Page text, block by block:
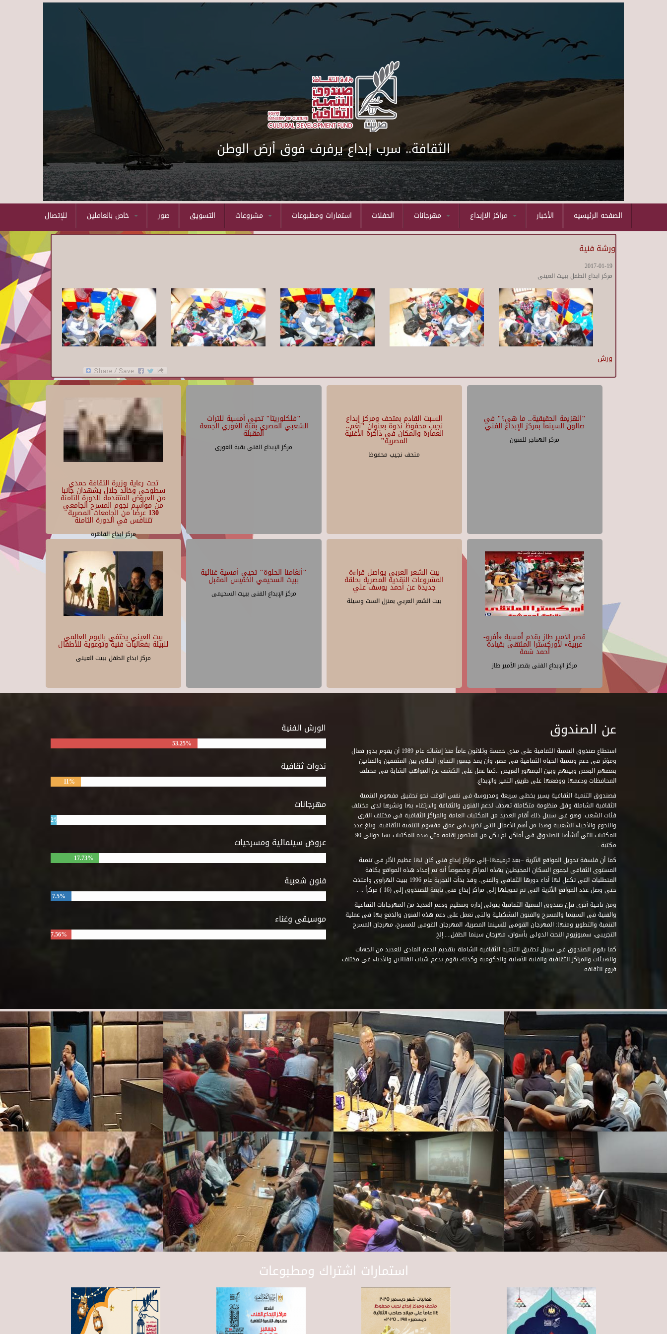
Skip to main content
الثقافة.. سرب إبداع يرفرف فوق أرض الوطن
للإتصال صور التسويق استمارات ومطبوعات الحفلات الأخبار الصفحه الرئيسيه
ورشة فنية
2017-01-19
مركز ابداع الطفل ببيت العينى
ورش
تحت رعاية وزيرة الثقافة حمدي
سطوحي وخالد جلال يشهدان جانبا
من العروض المتقدمة للدورة الثامنة
من مواسم نجوم المسرح الجامعي
130 عرضًا من الجامعات المصرية
تتنافس في الدورة الثامنة
مركز ابداع القاهرة
"فلكلوريتا" تحيي أمسية للتراث
الشعبي المصري بقبة الغوري الجمعة
المقبلة
مركز الإبداع الفنى بقبة الغورى
السبت القادم بمتحف ومركز إبداع
نجيب محفوظ ندوة بعنوان "نغم..
العمارة والمكان في ذاكرة الأغنية
المصرية"
متحف نجيب محفوظ
"الهزيمة الحقيقية.. ما هي؟" في
صالون السينما بمركز الإبداع الفني
مركز الهناجر للفنون
بيت العيني يحتفي باليوم العالمي
للبيئة بفعاليات فنية وتوعوية للأطفال
مركز ابداع الطفل ببيت العينى
"أنغامنا الحلوة" تحيي أمسية غنائية
ببيت السحيمي الخميس المقبل
مركز الإبداع الفنى ببيت السحيمى
بيت الشعر العربي يواصل قراءة
المشروعات النقدية المصرية بحلقة
جديدة عن أحمد يوسف علي
بيت الشعر العربي بمنزل الست وسيلة
قصر الأمير طاز يقدم أمسية «أفرو-
عربية» لأوركسترا الملتقى بقيادة
أحمد شمة
مركز الإبداع الفنى بقصر الأمير طاز
الورش الفنية
53.25%
ندوات ثقافية
11%
مهرجانات
2%
عروض سينمائية ومسرحيات
17.73%
فنون شعبية
7.5%
موسيقى وغناء
7.56%
عن الصندوق
استطاع صندوق التنمية الثقافية على مدى خمسة وثلاثون عاماً منذ إنشائه عام 1989 أن يقوم بدور فعال
ومؤثر فى دعم وتنمية الحياة الثقافية فى مصر، وأن يمد جسور التحاور الخلاق بين المثقفين والفنانين
بعضهم البعض وبينهم وبين الجمهور العريض ..كما عمل على الكشف عن المواهب الشابة فى مختلف
المحافظات ودعمها ووضعها على طريق التميز والإبداع.
فصندوق التنمية الثقافية يسير بخطى سريعة ومدروسة فى نفس الوقت نحو تحقيق مفهوم التنمية
الثقافية الشاملة وفق منظومة متكاملة تهدف لدعم الفنون والثقافة والارتقاء بها ونشرها لدى مختلف
فئات الشعب. وهو فى سبيل ذلك أقام العديد من المكتبات العامة والمراكز الثقافية فى مختلف القرى
والنجوع والأحياء الشعبية وهذا من أهم الأعمال التى تضرب فى عمق مفهوم التنمية الثقافية. وبلغ عدد
المكتبات التى أنشأها الصندوق فى أماكن لم يكن من المتصور إقامة مثل هذه المكتبات بها حوالى 90
مكتبة .
كما أن فلسفة تحويل المواقع الأثرية –بعد ترميمها–إلى مراكز إبداع فنى كان لها عظيم الأثر فى تنمية
المستوى الثقافى لجموع السكان المحيطين بهذه المراكز وخصوصاً أنه تم إمداد هذه المواقع بكافة
المتطلبات التى تكفل لها أداء دورها الثقافى والفنى. وقد بدأت التجربة عام 1996 ببيت الهراوى وامتدت
حتى وصل عدد المواقع الأثرية التى تم تحويلها إلى مراكز إبداع فنى تابعة للصندوق إلى (16 ) مركزاً .. .
ومن ناحية أخرى فإن صندوق التنمية الثقافية يتولى إدارة وتنظيم ودعم العديد من المهرجانات الثقافية
والفنية فى السينما والمسرح والفنون التشكيلية والتى تعمل على دعم هذه الفنون والدفع بها فى عملية
التنمية والتطوير ومنها: المهرجان القومى للسينما المصرية، المهرجان القومى للمسرح، مهرجان المسرح
التجريبى، سمبوزيوم النحت الدولى بأسوان، مهرجان سينما الطفل.....إلخ
كما يقوم الصندوق فى سبيل تحقيق التنمية الثقافية الشاملة بتقديم الدعم المادى للعديد من الجهات
والهيئات والمراكز الثقافية والفنية الأهلية والحكومية وكذلك يقوم بدعم شباب الفنانين والأدباء فى مختلف
فروع الثقافة.
استمارات اشتراك ومطبوعات